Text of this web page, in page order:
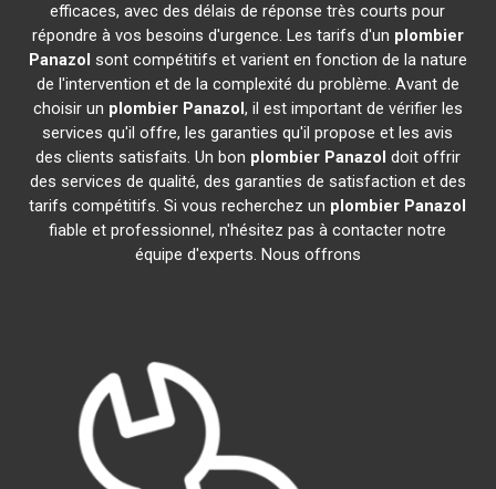
efficaces, avec des délais de réponse très courts pour
répondre à vos besoins d'urgence. Les tarifs d'un plombier
Panazol sont compétitifs et varient en fonction de la nature
de l'intervention et de la complexité du problème. Avant de
choisir un plombier Panazol, il est important de vérifier les
services qu'il offre, les garanties qu'il propose et les avis
des clients satisfaits. Un bon plombier Panazol doit offrir
des services de qualité, des garanties de satisfaction et des
tarifs compétitifs. Si vous recherchez un plombier Panazol
fiable et professionnel, n'hésitez pas à contacter notre
équipe d'experts. Nous offrons